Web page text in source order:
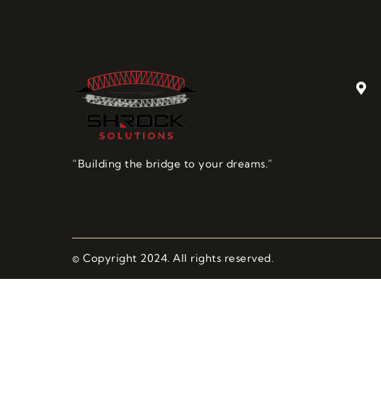
“Building the bridge to your dreams.”
© Copyright 2024. All rights reserved.